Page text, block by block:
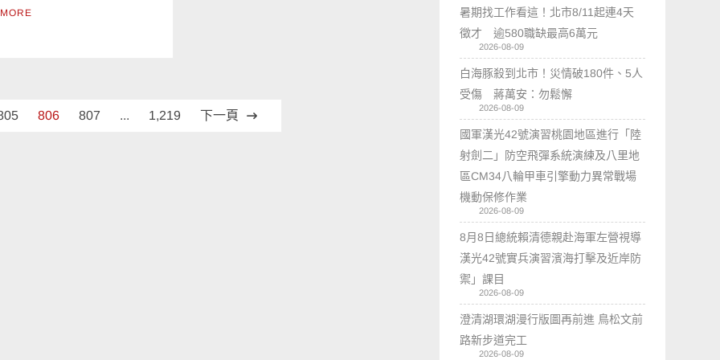
806 807 ... 1,219 下一頁
暑期找工作看這！北市8/11起連4天
徵才 逾580職缺最高6萬元
2026-08-09
白海豚殺到北市！災情破180件、5人
受傷 蔣萬安：勿鬆懈
2026-08-09
國軍漢光42號演習桃園地區進行「陸
射劍二」防空飛彈系統演練及八里地
區CM34八輪甲車引擎動力異常戰場
機動保修作業
2026-08-09
8月8日總統賴清德親赴海軍左營視導
漢光42號實兵演習濱海打擊及近岸防
禦」課目
2026-08-09
澄清湖環湖漫行版圖再前進 鳥松文前
路新步道完工
2026-08-09